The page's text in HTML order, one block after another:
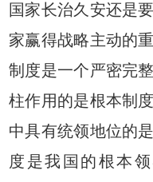
国家长治久安还是
家赢得战略主动的
制度是一个严密完
柱作用的是根本制
中具有统领地位的
度是我国的根本